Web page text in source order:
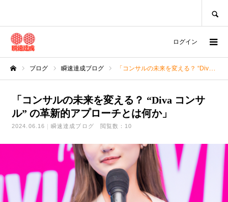
ログイン
ブログ 瞬速達成ブログ 「コンサルの未来を変える？ “Diva コンサル” の革新的アプローチとは何か」
「コンサルの未来を変える？ “Diva コンサ
ル” の革新的アプローチとは何か」
2024.06.16 瞬速達成ブログ 閲覧数：10